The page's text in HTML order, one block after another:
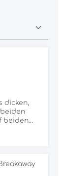
dicken,
beiden
auf der